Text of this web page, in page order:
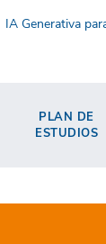
IA Generativa
PLAN DE
ESTUDIOS